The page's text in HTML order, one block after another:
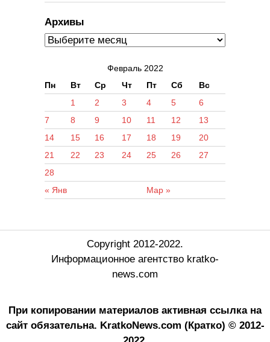
Архивы
Февраль 2022
Пн
Вт Ср Чт Пт Сб Вс
« Янв Мар »
1 2 3 4 5
6
7
8 9 10 11 12
13
14
15 16 17 18 19
20
21
22 23 24 25 26
27
28
Copyright 2012-2022.
Информационное агентство kratko-
news.com
При копировании материалов активная ссылка на
сайт обязательна. KratkoNews.com (Кратко) © 2012-